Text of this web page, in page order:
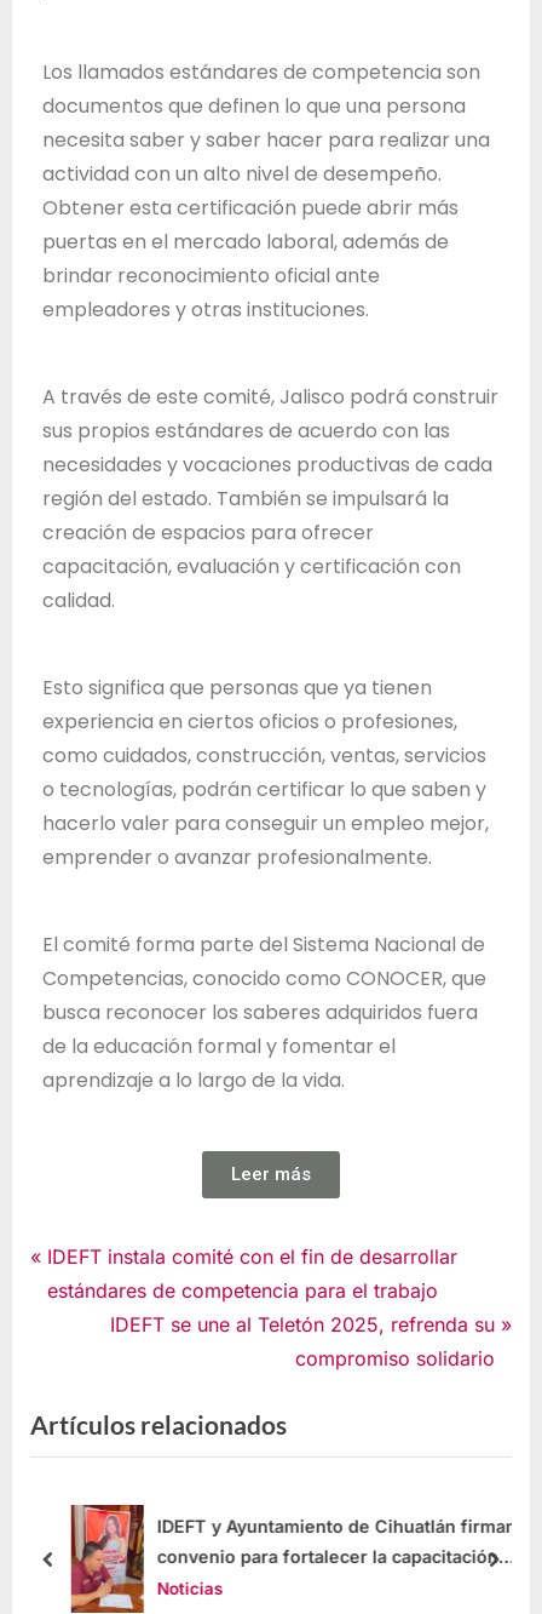
Los llamados estándares de competencia son
documentos que definen lo que una persona
necesita saber y saber hacer para realizar una
actividad con un alto nivel de desempeño.
Obtener esta certificación puede abrir más
puertas en el mercado laboral, además de
brindar reconocimiento oficial ante
empleadores y otras instituciones.
A través de este comité, Jalisco podrá construir
sus propios estándares de acuerdo con las
necesidades y vocaciones productivas de cada
región del estado. También se impulsará la
creación de espacios para ofrecer
capacitación, evaluación y certificación con
calidad.
Esto significa que personas que ya tienen
experiencia en ciertos oficios o profesiones,
como cuidados, construcción, ventas, servicios
o tecnologías, podrán certificar lo que saben y
hacerlo valer para conseguir un empleo mejor,
emprender o avanzar profesionalmente.
El comité forma parte del Sistema Nacional de
Competencias, conocido como CONOCER, que
busca reconocer los saberes adquiridos fuera
de la educación formal y fomentar el
aprendizaje a lo largo de la vida.
Leer más
Noticias
IDEFT instala comité con el fin de desarrollar
estándares de competencia para el trabajo
IDEFT se une al Teletón 2025, refrenda su
compromiso solidario
Artículos relacionados
IDEFT y Ayuntamiento de Cihuatlán firman
convenio para fortalecer la capacitación
laboral
Noticias